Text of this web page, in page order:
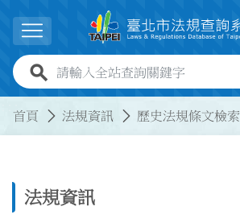
展開選單
全站查詢關鍵字欄位
首頁 法規資訊 歷史法規條文檢索
法規資訊